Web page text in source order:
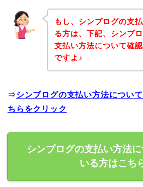
もし、シンブログの支
る方は、下記、シンブ
支払い方法について確
ですよ♪
⇒シンブログの支払い方法につい
ちらをクリック
シンブログの支払い方法
いる方はこち